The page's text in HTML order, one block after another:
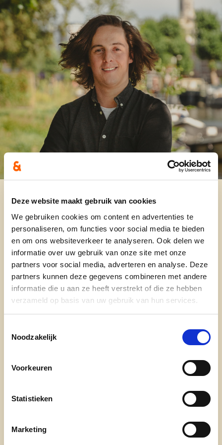
Deze website maakt gebruik van cookies
We gebruiken cookies om content en advertenties te
personaliseren, om functies voor social media te bieden
en om ons websiteverkeer te analyseren. Ook delen we
informatie over uw gebruik van onze site met onze
partners voor social media, adverteren en analyse. Deze
partners kunnen deze gegevens combineren met andere
informatie die u aan ze heeft verstrekt of die ze hebben
verzameld op basis van uw gebruik van hun services.
Noodzakelijk
Voorkeuren
Statistieken
Marketing
Engagement en een
groot rechtvaardigheidsgevoel werden me met
de paplepel meegegeven, zowel door mijn vader
Jan als moeder Mimont en grootvader Yves. Na
mijn rechtenstudies belandde ik dan ook snel als
juridisch adviseur bij cd&v om mee te bouwen aan
de toekomst. Als leider en bestuurslid in Scouts
Hoogland en Jeugdhuis Okapi leerde ik dan ook
dat je verantwoordelijkheid
moet nemen om
ook voortzetten in onze mooie stad.
Inzetten op samenleven is dus voor mij cruciaal.
Een stad die samen met buurten, ondernemers en
straat veiliger
te maken: